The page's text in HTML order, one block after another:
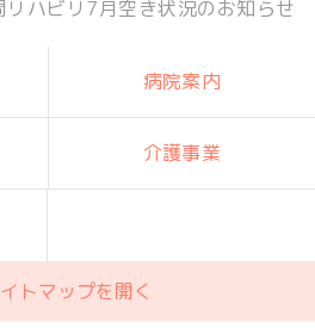
リハビリ7月空き状況のお知らせ
病院案内
介護事業
トマップを開く